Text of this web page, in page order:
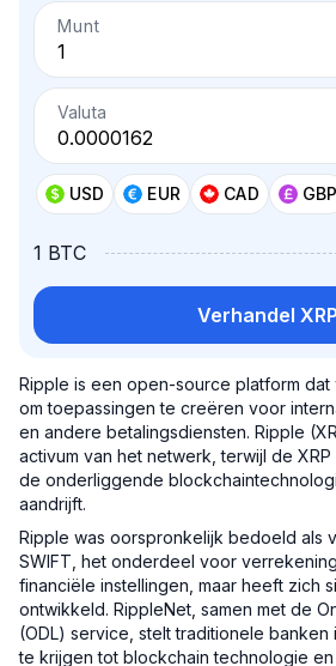
Munt
Valuta
USD EUR CAD GBP
1 BTC
Verhandel XRP
Ripple is een open-source platform
om toepassingen te creëren voor
en andere betalingsdiensten. Ripple
activum van het netwerk, terwijl de
de onderliggende
aandrijft.
Ripple was oorspronkelijk bedoeld als
SWIFT, het onderdeel voor
financiële instellingen, maar heeft zich
ontwikkeld. RippleNet, samen met de
(ODL) service, stelt traditionele banken
te krijgen tot blockchain technologie